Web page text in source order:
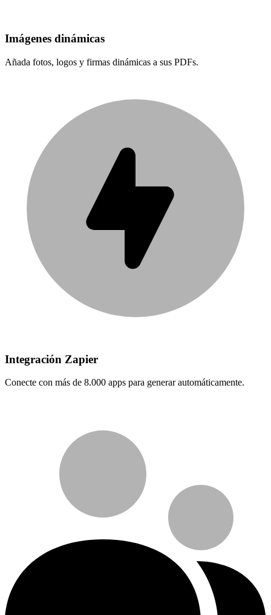
Imágenes dinámicas
Añada fotos, logos y firmas dinámicas a sus PDFs.
Integración Zapier
Conecte con más de 8.000 apps para generar automáticamente.